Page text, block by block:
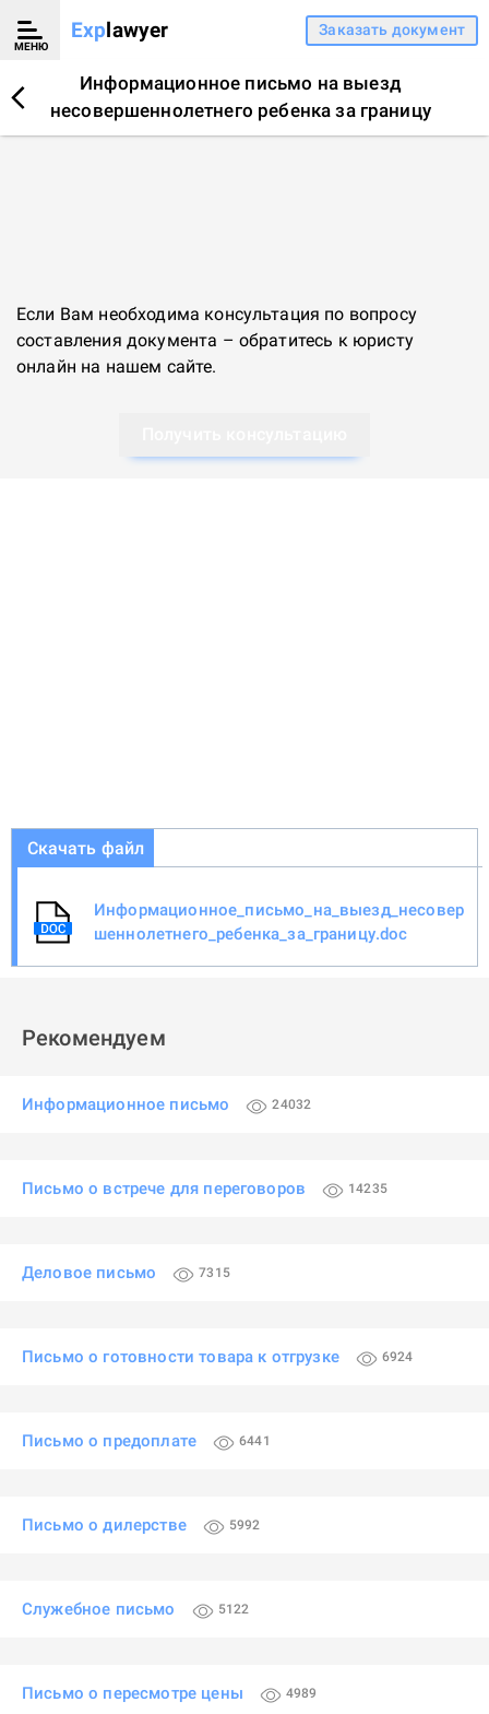
МЕНЮ
Explawyer Заказать документ
Информационное письмо на выезд
несовершеннолетнего ребенка за границу
Если Вам необходима консультация по вопросу
составления документа – обратитесь к юристу
онлайн на нашем сайте.
Скачать файл
Информационное_письмо_на_выезд_несовер
шеннолетнего_ребенка_за_границу.doc
Рекомендуем
Информационное письмо 24032
Письмо о встрече для переговоров 14235
Деловое письмо 7315
Письмо о готовности товара к отгрузке 6924
Письмо о предоплате 6441
Письмо о дилерстве 5992
Служебное письмо 5122
Письмо о пересмотре цены 4989